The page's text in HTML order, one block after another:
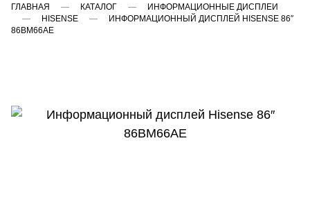
ГЛАВНАЯ КАТАЛОГ
ИНФОРМАЦИОННЫЕ ДИСПЛЕИ
HISENSE
ИНФОРМАЦИОННЫЙ ДИСПЛЕЙ HISENSE 86″
86BM66AE